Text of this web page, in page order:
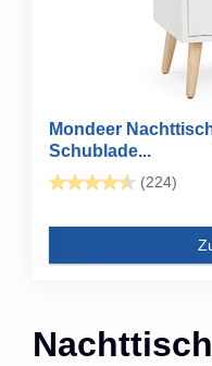
Mondeer
Schublade...
(224)